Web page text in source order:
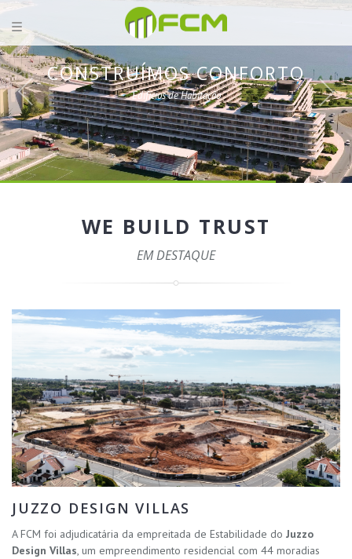
CONSTRUÍMOS CONFORTO
Edifícios de Habitação
WE BUILD TRUST
EM DESTAQUE
JUZZO DESIGN VILLAS
A FCM foi adjudicatária da empreitada de Estabilidade do Juzzo
Design Villas, um empreendimento residencial com 44 moradias